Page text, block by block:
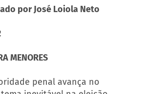
por José Loiola Neto
MENORES
penal avança no